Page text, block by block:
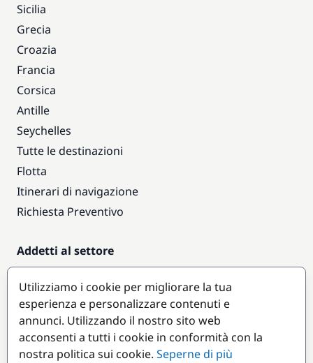
Sicilia
Grecia
Croazia
Francia
Corsica
Antille
Seychelles
Tutte le destinazioni
Flotta
Itinerari di navigazione
Richiesta Preventivo
Addetti al settore
Accesso armatori
Diventare partner
Destinazioni popolari
Utilizziamo i cookie per migliorare la tua
esperienza e personalizzare contenuti e
annunci. Utilizzando il nostro sito web
acconsenti a tutti i cookie in conformità con la
nostra politica sui cookie. Seperne di più